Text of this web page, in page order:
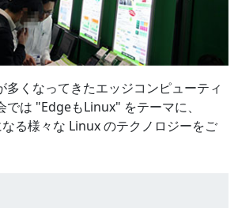
多くなってきたエッジコンピューティ
では "EdgeもLinux" をテーマに、
る様々な Linux のテクノロジーをご